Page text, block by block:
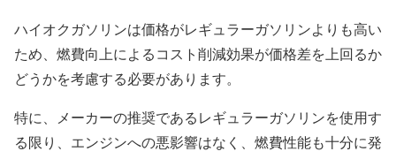
ハイオクガソリンは価格がレギュラーガソリンよりも高い
ため、燃費向上によるコスト削減効果が価格差を上回るか
どうかを考慮する必要があります。
特に、メーカーの推奨であるレギュラーガソリンを使用す
る限り、エンジンへの悪影響はなく、燃費性能も十分に発